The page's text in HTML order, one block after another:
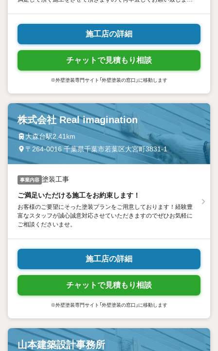
施工店の詳細
チャットで見積もり相談
※外壁塗装専門サイト「外壁塗装の窓口」に移動します
株式会社 Real imagination
大森台駅2.41km
〒264-0016 千葉県千葉市若葉区大宮町3831-1
事業内容 塗装工事
ご満足いただける施工をお約束します！
お客様のご要望にそった塗装プランをご用意しております！経験豊
富なスタッフが誠心誠意対応させていただきますのでぜひお気軽に
ご相談くださいませ。
施工店の詳細
チャットで見積もり相談
※外壁塗装専門サイト「外壁塗装の窓口」に移動します
山本建築設計事務所